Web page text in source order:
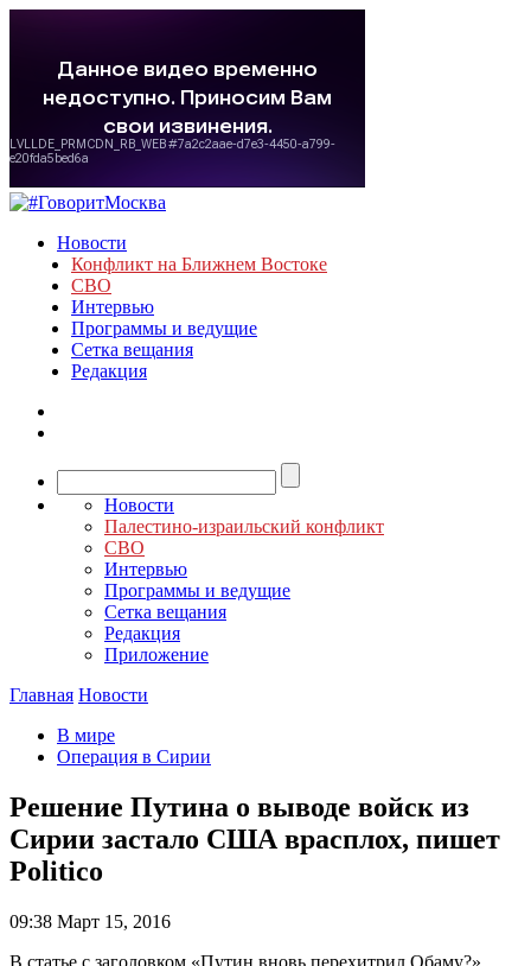
Новости
Конфликт на Ближнем Востоке
СВО
Интервью
Программы и ведущие
Сетка вещания
Редакция
Новости
Палестино-израильский конфликт
СВО
Интервью
Программы и ведущие
Сетка вещания
Редакция
Приложение
Главная Новости
В мире
Операция в Сирии
Решение Путина о выводе войск из
Сирии застало США врасплох, пишет
Politico
09:38 Март 15, 2016
В статье с заголовком «Путин вновь перехитрил Обаму?»